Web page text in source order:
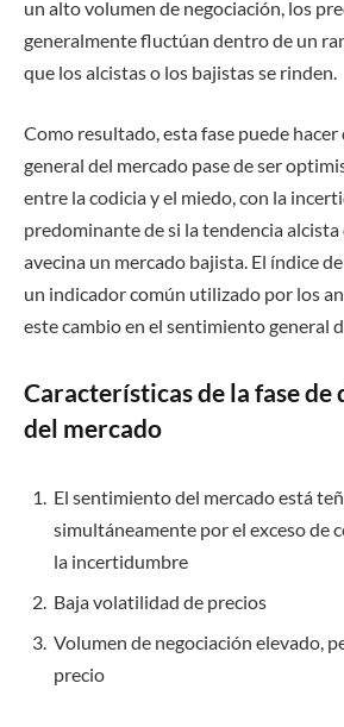
un alto volumen de negociación, los
generalmente fluctúan dentro de un
que los alcistas o los bajistas se rinden.
Como resultado, esta fase puede
general del mercado pase de ser
entre la codicia y el miedo, con la
predominante de si la tendencia
avecina un mercado bajista. El índice
un indicador común utilizado por los
este cambio en el sentimiento general
Características de la fase
del mercado
El sentimiento del mercado está
simultáneamente por el exceso de
la incertidumbre
Baja volatilidad de precios
Volumen de negociación elevado,
precio